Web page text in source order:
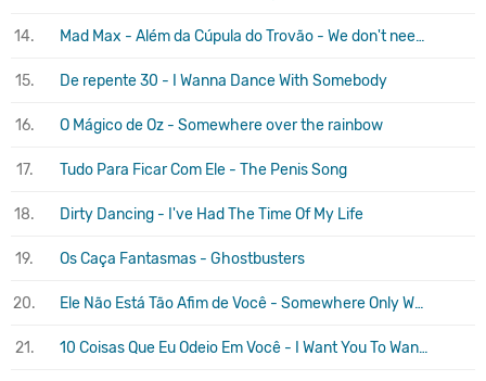
14. Mad Max - Além da Cúpula do Trovão - We don't need another hero
15. De repente 30 - I Wanna Dance With Somebody
16. O Mágico de Oz - Somewhere over the rainbow
17. Tudo Para Ficar Com Ele - The Penis Song
18. Dirty Dancing - I've Had The Time Of My Life
19. Os Caça Fantasmas - Ghostbusters
20. Ele Não Está Tão Afim de Você - Somewhere Only We Know
21. 10 Coisas Que Eu Odeio Em Você - I Want You To Want Me